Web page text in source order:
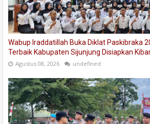
Wabup Iraddatillah Buka Diklat Paskibraka
Terbaik Kabupaten Sijunjung Disiapkan
Agustus 08, 2026 undefined